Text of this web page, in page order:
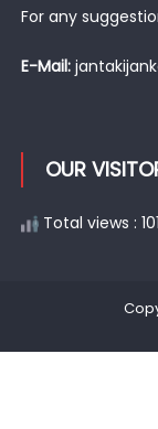
For any
E-Mail:
OUR
Total views :